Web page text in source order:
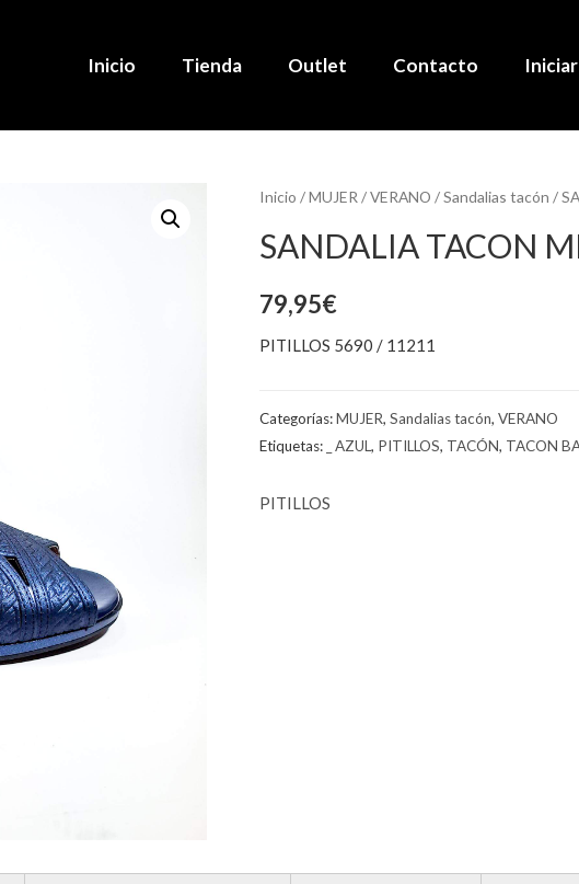
Inicio Tienda Outlet Contacto
Inicio /MUJER /VERANO /Sandalias tacón /
SANDALIA TACON
79,95€
PITILLOS 5690 / 11211
Categorías:MUJER, Sandalias tacón, VERANO
Etiquetas:
_ AZUL, PITILLOS, TACÓN, TACON
PITILLOS